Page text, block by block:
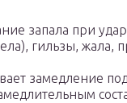
запала при
гильзы, жала,
замедление